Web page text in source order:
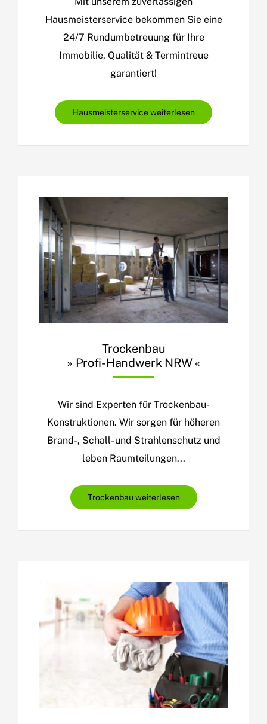
Hausmeisterservice bekommen Sie eine
24/7 Rundumbetreuung für Ihre
Immobilie, Qualität & Termintreue
garantiert!
Hausmeisterservice weiterlesen
Trockenbau
» Profi-Handwerk NRW «
Wir sind Experten für Trockenbau-
Konstruktionen. Wir sorgen für höheren
Brand-, Schall- und Strahlenschutz und
leben Raumteilungen...
Trockenbau weiterlesen